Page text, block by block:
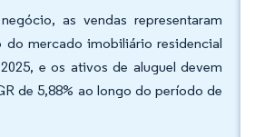
as vendas representaram
do mercado imobiliário residencial
e os ativos de aluguel devem
de 5,88% ao longo do período de